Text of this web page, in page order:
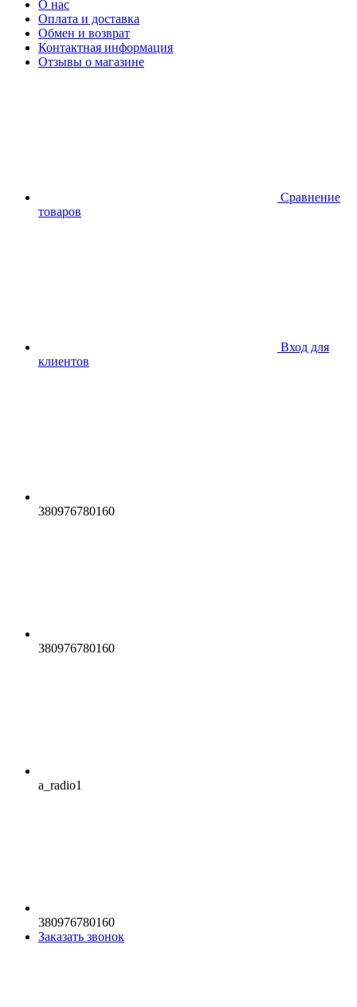
О нас
Оплата и доставка
Обмен и возврат
Контактная информация
Отзывы о магазине
Сравнение
товаров
Вход для
клиентов
380976780160
380976780160
a_radio1
380976780160
Заказать звонок